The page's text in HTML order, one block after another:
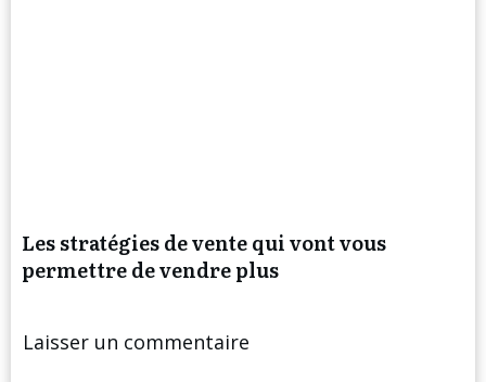
Les stratégies de vente qui vont vous
permettre de vendre plus
Laisser un commentaire